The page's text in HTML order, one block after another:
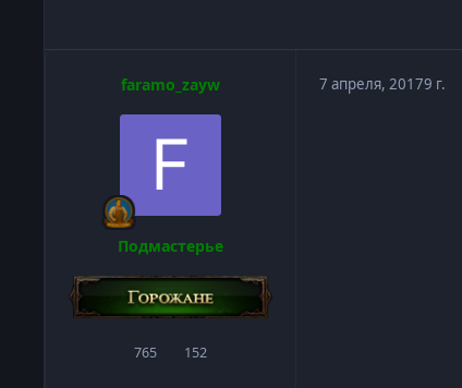
faramo_zayw
Подмастерье
765сообщения
152Репутация
7 апреля, 20179 г.